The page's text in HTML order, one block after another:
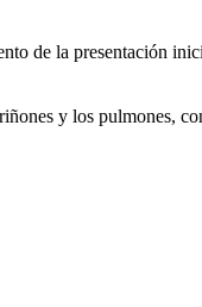
de la presentación
y los pulmones,